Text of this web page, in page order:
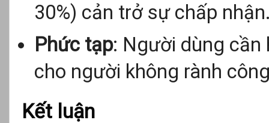
30%) cản trở sự chấp
Phức tạp: Người dùng cần
cho người không rành
Kết luận